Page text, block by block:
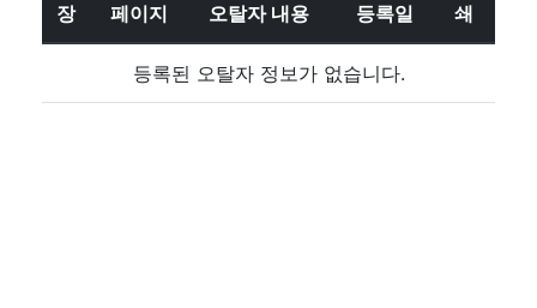
장 페이지 오탈자 내용 등록일 쇄
등록된 오탈자 정보가 없습니다.